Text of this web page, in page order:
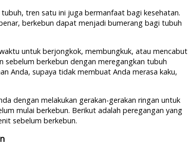
tren satu ini juga bermanfaat bagi kesehatan.
berkebun dapat menjadi bumerang bagi tubuh
untuk berjongkok, membungkuk, atau mencabut
sebelum berkebun dengan meregangkan tubuh
Anda, supaya tidak membuat Anda merasa kaku,
dengan melakukan gerakan-gerakan ringan untuk
mulai berkebun. Berikut adalah peregangan yang
sebelum berkebun.